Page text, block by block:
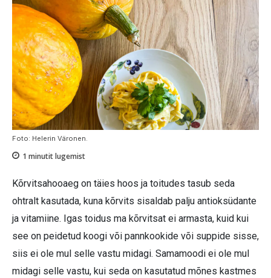
Foto: Helerin Väronen.
1 minutit lugemist
Kõrvitsahooaeg on täies hoos ja toitudes tasub seda
ohtralt kasutada, kuna kõrvits sisaldab palju antioksüdante
ja vitamiine. Igas toidus ma kõrvitsat ei armasta, kuid kui
see on peidetud koogi või pannkookide või suppide sisse,
siis ei ole mul selle vastu midagi. Samamoodi ei ole mul
midagi selle vastu, kui seda on kasutatud mõnes kastmes